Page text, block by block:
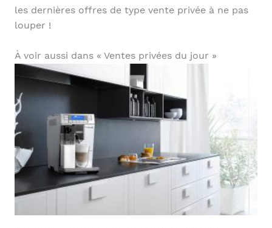
les dernières offres de type vente privée à ne pas
louper !
À voir aussi dans « Ventes privées du jour »